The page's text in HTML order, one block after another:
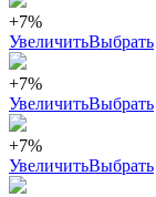
+7%
УвеличитьВыбрать
+7%
УвеличитьВыбрать
+7%
УвеличитьВыбрать